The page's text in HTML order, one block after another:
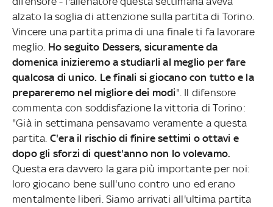
alzato la soglia di attenzione sulla partita di Torino.
Vincere una partita prima di una finale ti fa lavorare
meglio. Ho seguito Dessers, sicuramente da
domenica inizieremo a studiarli al meglio per fare
qualcosa di unico. Le finali si giocano con tutto e la
prepareremo nel migliore dei modi". Il difensore
commenta con soddisfazione la vittoria di Torino:
"Già in settimana pensavamo veramente a questa
partita. C'era il rischio di finire settimi o ottavi e
dopo gli sforzi di quest'anno non lo volevamo.
Questa era davvero la gara più importante per noi:
loro giocano bene sull'uno contro uno ed erano
mentalmente liberi. Siamo arrivati all'ultima partita